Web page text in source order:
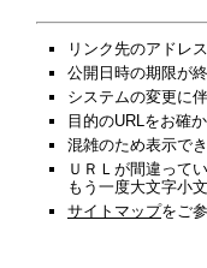
リンク先のアドレ
公開日時の期限が
システムの変更に
目的のURLをお確
混雑のため表示で
ＵＲＬが間違って
もう一度大文字小
サイトマップをご